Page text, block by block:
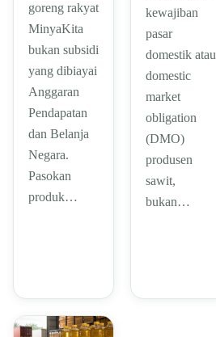
goreng rakyat
MinyaKita
bukan subsidi
yang dibiayai
Anggaran
Pendapatan
dan Belanja
Negara.
Pasokan
produk…
kewajiban
pasar
domestik atau
domestic
market
obligation
(DMO)
produsen
sawit,
bukan…